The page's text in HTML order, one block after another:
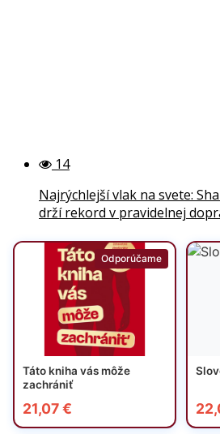
14
Najrýchlejší vlak na svete:
drží rekord v pravidelnej